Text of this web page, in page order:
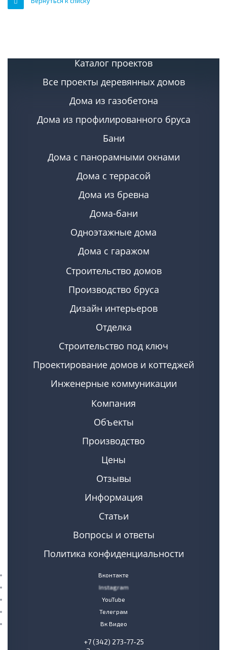
Каталог проектов
Все проекты деревянных домов
Дома из газобетона
Дома из профилированного бруса
Бани
Дома с панорамными окнами
Дома с террасой
Дома из бревна
Дома-бани
Одноэтажные дома
Дома с гаражом
Строительство домов
Производство бруса
Дизайн интерьеров
Отделка
Строительство под ключ
Проектирование домов и коттеджей
Инженерные коммуникации
Компания
Объекты
Производство
Цены
Отзывы
Информация
Статьи
Вопросы и ответы
Политика конфиденциальности
Вконтакте
Instagram
YouTube
Телеграм
Вк Видео
+7 (342) 273-77-25